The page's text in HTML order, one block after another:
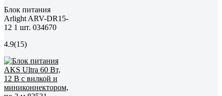
Блок питания
Arlight ARV-DR15-
12 1 шт. 034670
4.9(15)